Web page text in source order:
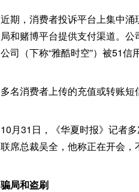
近期，消费者投诉平台上集中
局和赌博平台提供支付渠道。
公司（下称“雅酷时空”）被51
多名消费者上传的充值或转账短
10月31日，《华夏时报》记者
联席总裁吴全，他称正在开会，
骗局和盗刷